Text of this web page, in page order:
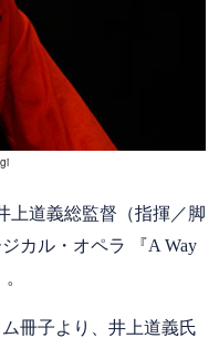
上道義総監督（指揮／脚
カル・オペラ 『A Way
冊子より、井上道義氏